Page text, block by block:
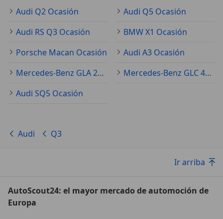
Audi Q2 Ocasión
Audi Q5 Ocasión
Audi RS Q3 Ocasión
BMW X1 Ocasión
Porsche Macan Ocasión
Audi A3 Ocasión
Mercedes-Benz GLA 250 Ocasión
Mercedes-Benz GLC 43 AMG Ocasión
Audi SQ5 Ocasión
Audi Q3
Ir arriba
AutoScout24: el mayor mercado de automoción de
Europa